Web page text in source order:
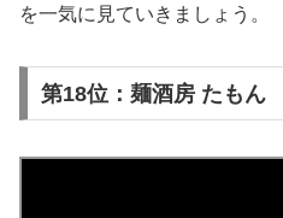
を一気に見ていきましょう。
第18位：麺酒房 たもん